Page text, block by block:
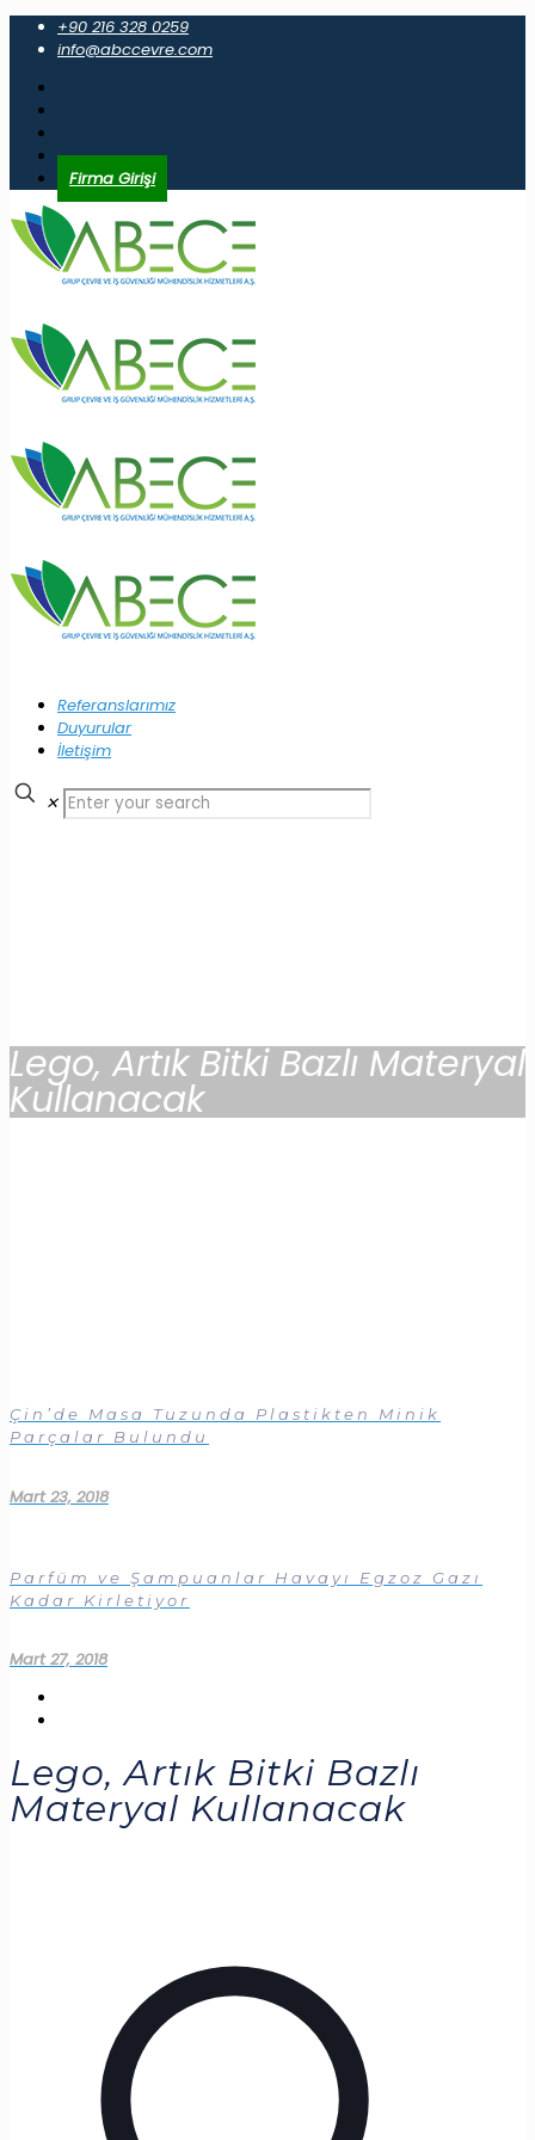
+90 216 328 0259
info@abccevre.com
Firma Girişi
Referanslarımız
Duyurular
İletişim
✕
Lego, Artık Bitki Bazlı Materyal
Kullanacak
Çin’de Masa Tuzunda Plastikten Minik
Parçalar Bulundu
Mart 23, 2018
Parfüm ve Şampuanlar Havayı Egzoz Gazı
Kadar Kirletiyor
Mart 27, 2018
Lego, Artık Bitki Bazlı
Materyal Kullanacak